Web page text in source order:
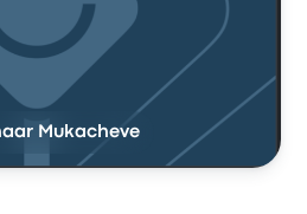
Mukacheve